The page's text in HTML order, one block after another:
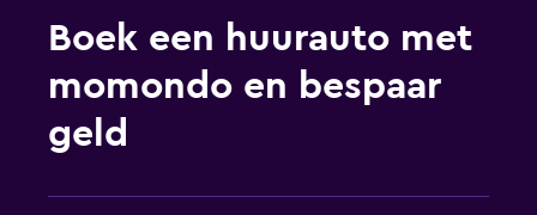
Boek een huurauto met
momondo en bespaar
geld